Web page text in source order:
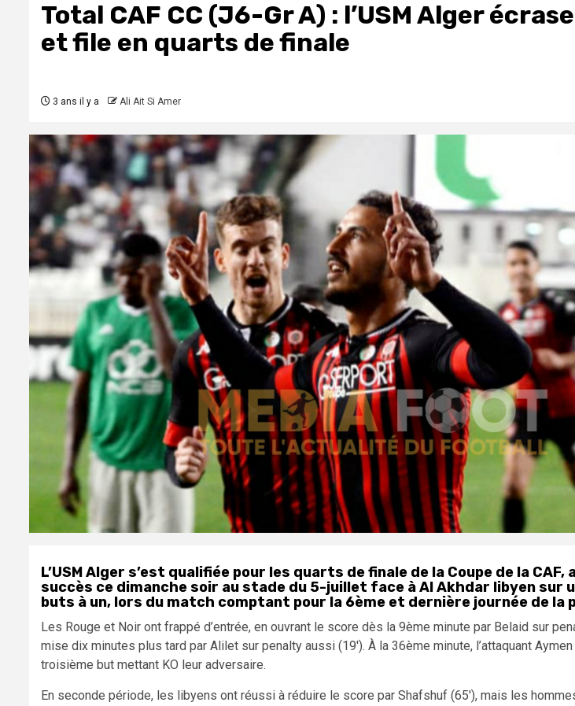
Total CAF CC (J6-Gr A) : l’USM Alger
et file en quarts de finale
3 ans il y a Ali Ait Si Amer
L’USM Alger s’est qualifiée pour les quarts de finale de la Coupe de la CAF,
succès ce dimanche soir au stade du 5-juillet face à Al Akhdar libyen sur
buts à un, lors du match comptant pour la 6ème et dernière journée de la
Les Rouge et Noir ont frappé d’entrée, en ouvrant le score dès la 9ème minute par Belaid sur
mise dix minutes plus tard par Alilet sur penalty aussi (19′). À la 36ème minute, l’attaquant
troisième but mettant KO leur adversaire.
En seconde période, les libyens ont réussi à réduire le score par Shafshuf (65′), mais les